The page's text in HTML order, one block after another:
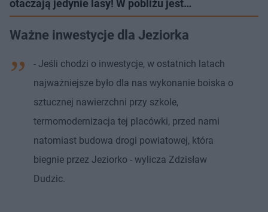
otaczają jedynie lasy! W pobliżu jest…
Ważne inwestycje dla Jeziorka
- Jeśli chodzi o inwestycje, w ostatnich latach
najważniejsze było dla nas wykonanie boiska o
sztucznej nawierzchni przy szkole,
termomodernizacja tej placówki, przed nami
natomiast budowa drogi powiatowej, która
biegnie przez Jeziorko - wylicza Zdzisław
Dudzic.